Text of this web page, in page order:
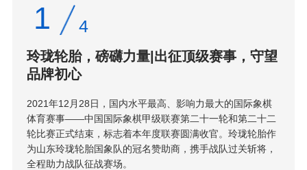
1 4
玲珑轮胎，磅礴力量|出征顶级赛事，守望
品牌初心
2021年12月28日，国内水平最高、影响力最大的国际象棋
体育赛事——中国国际象棋甲级联赛第二十一轮和第二十二
轮比赛正式结束，标志着本年度联赛圆满收官。玲珑轮胎作
为山东玲珑轮胎国象队的冠名赞助商，携手战队过关斩将，
全程助力战队征战赛场。